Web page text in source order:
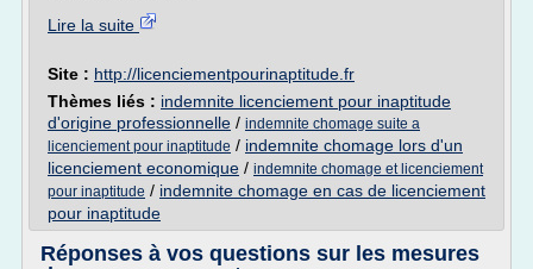
Lire la suite
Site : http://licenciementpourinaptitude.fr
Thèmes liés : indemnite licenciement pour inaptitude
d'origine professionnelle / indemnite chomage suite a
licenciement pour inaptitude / indemnite chomage lors d'un
licenciement economique / indemnite chomage et licenciement
pour inaptitude / indemnite chomage en cas de licenciement
pour inaptitude
Réponses à vos questions sur les mesures